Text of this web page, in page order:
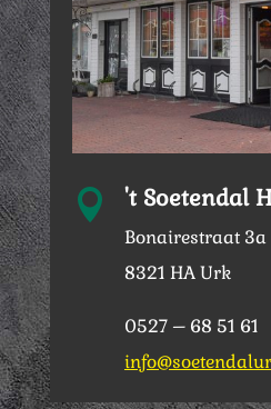
 't Soetendal
Bonairestraat 3a
8321 HA Urk
0527 – 68 51 61